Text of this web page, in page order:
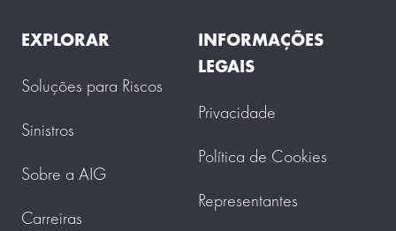
EXPLORAR
Soluções para Riscos
Sinistros
Sobre a AIG
Carreiras
INFORMAÇÕES
LEGAIS
Privacidade
Política de Cookies
Representantes